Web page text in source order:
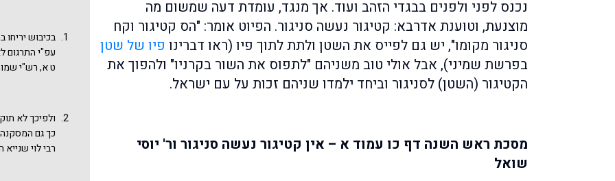
נכנס לפני ולפנים בבגדי הזהב ועוד. אך מנגד, עומדת דעה שמשום מה
מוצנעת, וטוענת אדרבא: קטיגור נעשה סניגור. הפיוט אומר: "הס קטיגור וקח
סניגור מקומו", יש גם לפייס את השטן ולתת לתוך פיו (ראו דברינו פיו של שטן
בפרשת שמיני), אבל אולי טוב משניהם "לתפוס את השור בקרניו" ולהפוך את
הקטיגור (השטן) לסניגור וביחד ילמדו שניהם זכות על עם ישראל.
מסכת ראש השנה דף כו עמוד א – אין קטיגור נעשה סניגור ור' יוסי
שואל
בכיבוש
עפ"י התרגום
ט א, רש"י
ולפיכך לא
כך גם
רבי לוי